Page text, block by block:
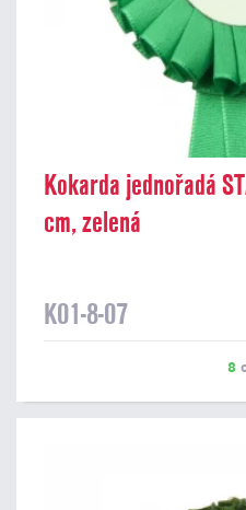
Kokarda jednořadá
cm, zelená
K01-8-07
8